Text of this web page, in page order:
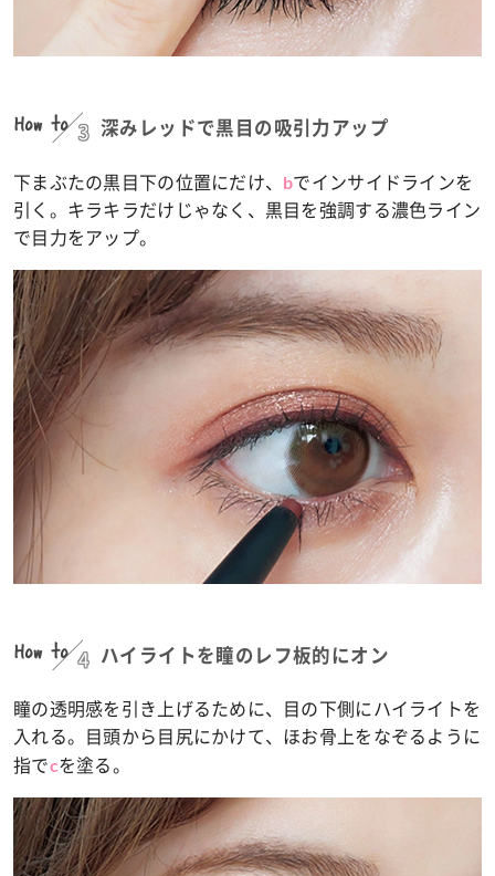
How to 3 深みレッドで黒目の吸引力アップ
下まぶたの黒目下の位置にだけ、 bでインサイドラインを
引く。キラキラだけじゃなく、黒目を強調する濃色ライン
で目力をアップ。
How to 4 ハイライトを瞳のレフ板的にオン
瞳の透明感を引き上げるために、目の下側にハイライトを
入れる。目頭から目尻にかけて、ほお骨上をなぞるように
指でcを塗る。